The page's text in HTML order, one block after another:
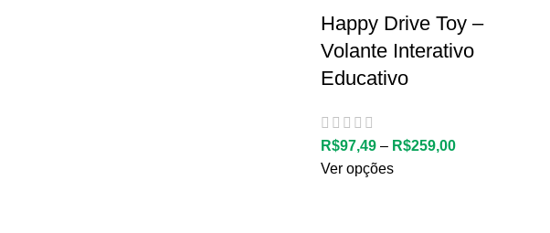
Happy Drive Toy –
Volante Interativo
Educativo
R$97,49 – R$259,00
Ver opções